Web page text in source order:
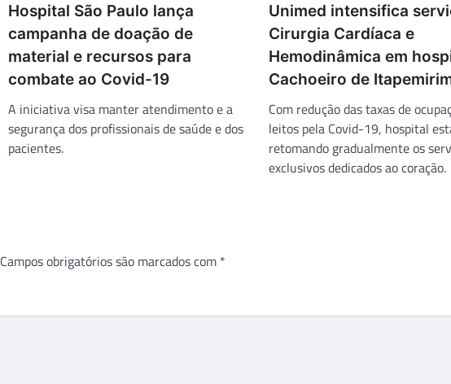
Hospital São Paulo lança
campanha de doação de
material e recursos para
combate ao Covid-19
A iniciativa visa manter atendimento e a
segurança dos profissionais de saúde e dos
pacientes.
Unimed intensifica
Cirurgia Cardíaca e
Hemodinâmica em
Cachoeiro de
Com redução das taxas de
leitos pela Covid-19, hospital
retomando gradualmente os
exclusivos dedicados ao coração.
Campos obrigatórios são marcados com *